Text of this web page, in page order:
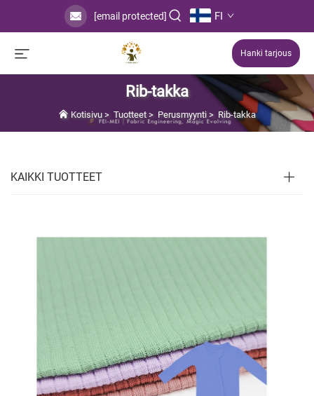
[email protected] FI
Hanki tarjous
Rib-takka
Kotisivu > Tuotteet > Perusmyynti > Rib-takka
KAIKKI TUOTTEET